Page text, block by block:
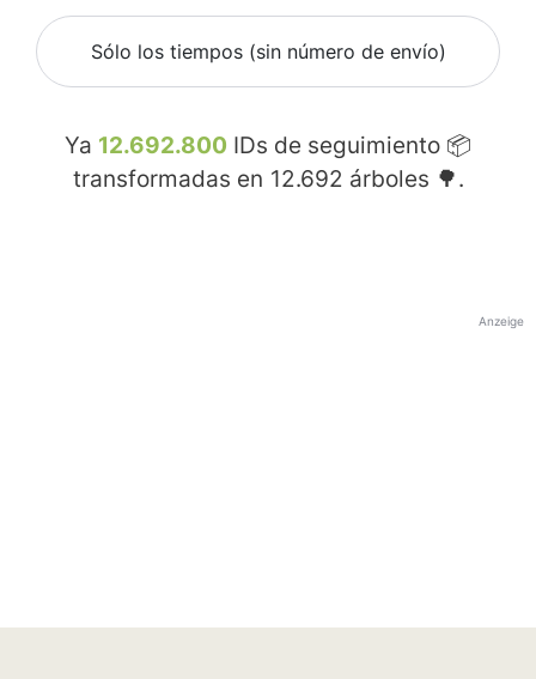
Sólo los tiempos (sin número de envío)
Ya 12.692.800 IDs de seguimiento 📦
transformadas en 12.692 árboles 🌳.
Anzeige